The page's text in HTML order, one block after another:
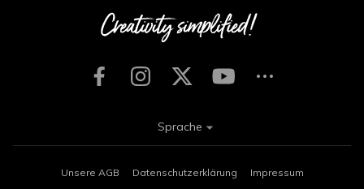
Unsere AGB Datenschutzerklärung
Impressum
Sprache